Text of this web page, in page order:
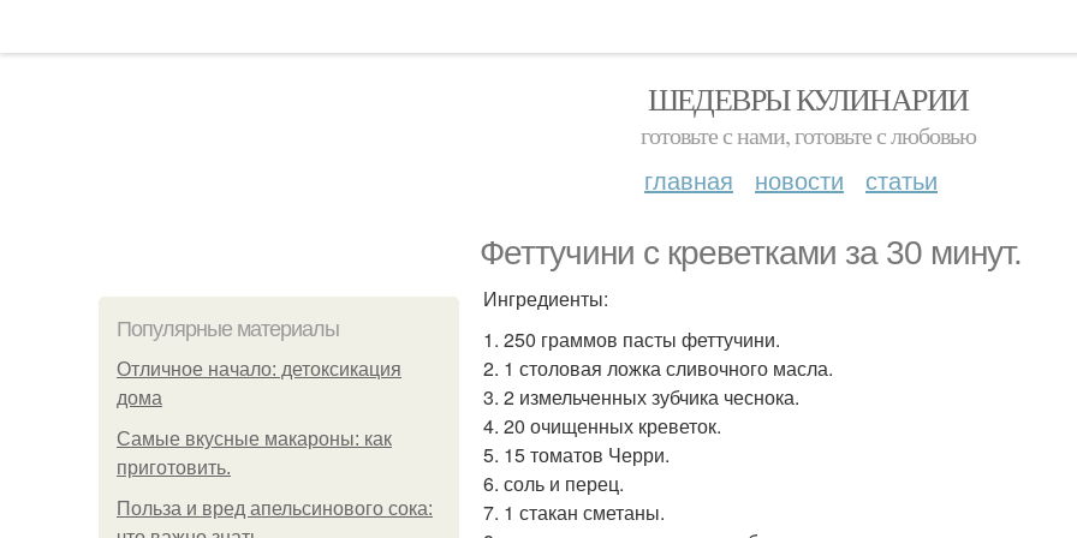
ШЕДЕВРЫ КУЛИНАРИИ
готовьте с нами, готовьте с любовью
главная новости статьи
Феттучини с креветками за 30 минут.
Популярные материалы
Отличное начало: детоксикация
дома
Самые вкусные макароны: как
приготовить.
Польза и вред апельсинового сока:
Ингредиенты:
1. 250 граммов пасты феттучини.
2. 1 столовая ложка сливочного масла.
3. 2 измельченных зубчика чеснока.
4. 20 очищенных креветок.
5. 15 томатов Черри.
6. соль и перец.
7. 1 стакан сметаны.